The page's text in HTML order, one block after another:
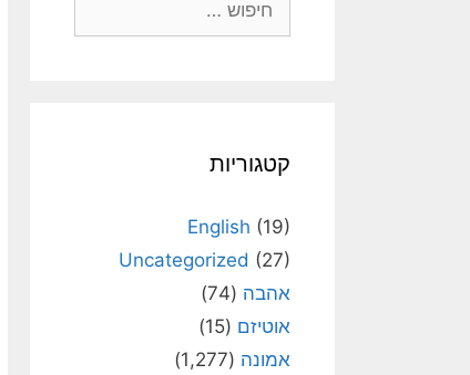
קטגוריות
English (19)
Uncategorized (27)
אהבה (74)
אוטיזם (15)
אמונה (1,277)